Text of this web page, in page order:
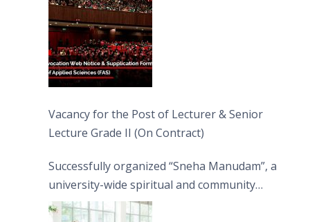
Vacancy for the Post of Lecturer & Senior
Lecture Grade II (On Contract)
Successfully organized “Sneha Manudam”, a
university-wide spiritual and community
engagement programme on the Asala Full